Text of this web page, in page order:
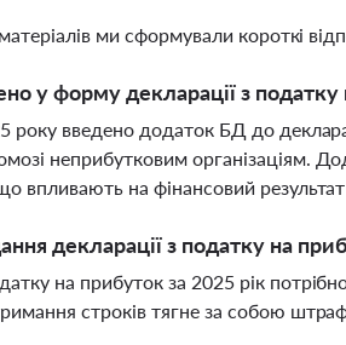
ми сформували короткі
у форму декларації з
року введено додаток БД до
неприбутковим організаціям.
впливають на фінансовий
декларації з податку на
на прибуток за 2025 рік
строків тягне за собою